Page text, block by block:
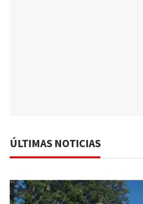
ÚLTIMAS NOTICIAS